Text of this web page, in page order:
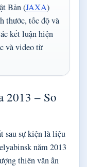
Bản (JAXA)
thước, tốc độ và
kết luận hiện
và video từ
2013 – So
sau sự kiện là liệu
năm 2013
thiên văn ấn